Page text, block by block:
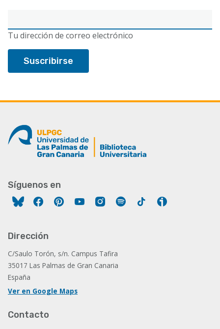
electrónico
Tu dirección de correo electrónico
Síguenos en
FacebookPinterestYouTubeInstagram
Spotify Tiktok
Dirección
C/Saulo Torón, s/n. Campus Tafira
35017 Las Palmas de Gran Canaria
España
Ver en Google Maps
Contacto